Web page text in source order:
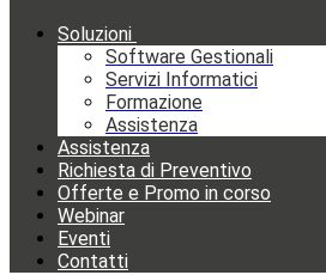
Soluzioni
Software Gestionali
Servizi Informatici
Formazione
Assistenza
Assistenza
Richiesta di Preventivo
Offerte e Promo in corso
Webinar
Eventi
Contatti